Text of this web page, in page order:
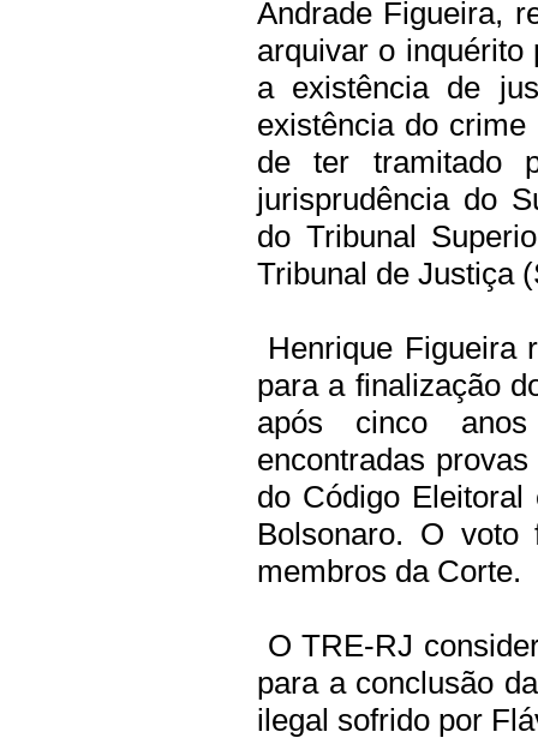
Andrade Figueira,
arquivar o inquérito
a existência de
existência do
de ter tramitado
jurisprudência do
do Tribunal
Tribunal de Justiça
Henrique Figueira
para a finalização
após cinco
encontradas
do Código
Bolsonaro. O voto
membros da Corte.
O TRE-RJ
para a conclusão
ilegal sofrido por